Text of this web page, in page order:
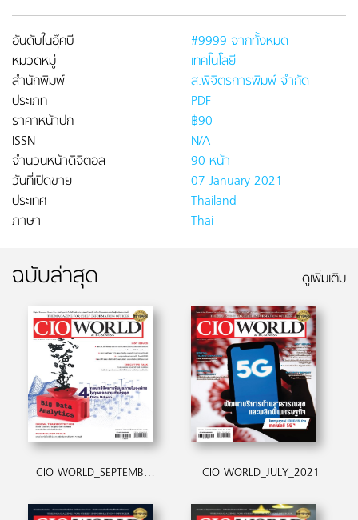
อันดับในอุ๊คบี
#9999 จากทั้งหมด
หมวดหมู่
เทคโนโลยี
สำนักพิมพ์
ส.พิจิตรการพิมพ์ จำกัด
ประเภท
PDF
ราคาหน้าปก
฿90
ISSN
N/A
จำนวนหน้าดิจิตอล
90 หน้า
วันที่เปิดขาย
07 January 2021
ประเทศ
Thailand
ภาษา
Thai
ฉบับล่าสุด ดูเพิ่มเติม
CIO WORLD_SEPTEMBER_2021 CIO WORLD_JULY_2021